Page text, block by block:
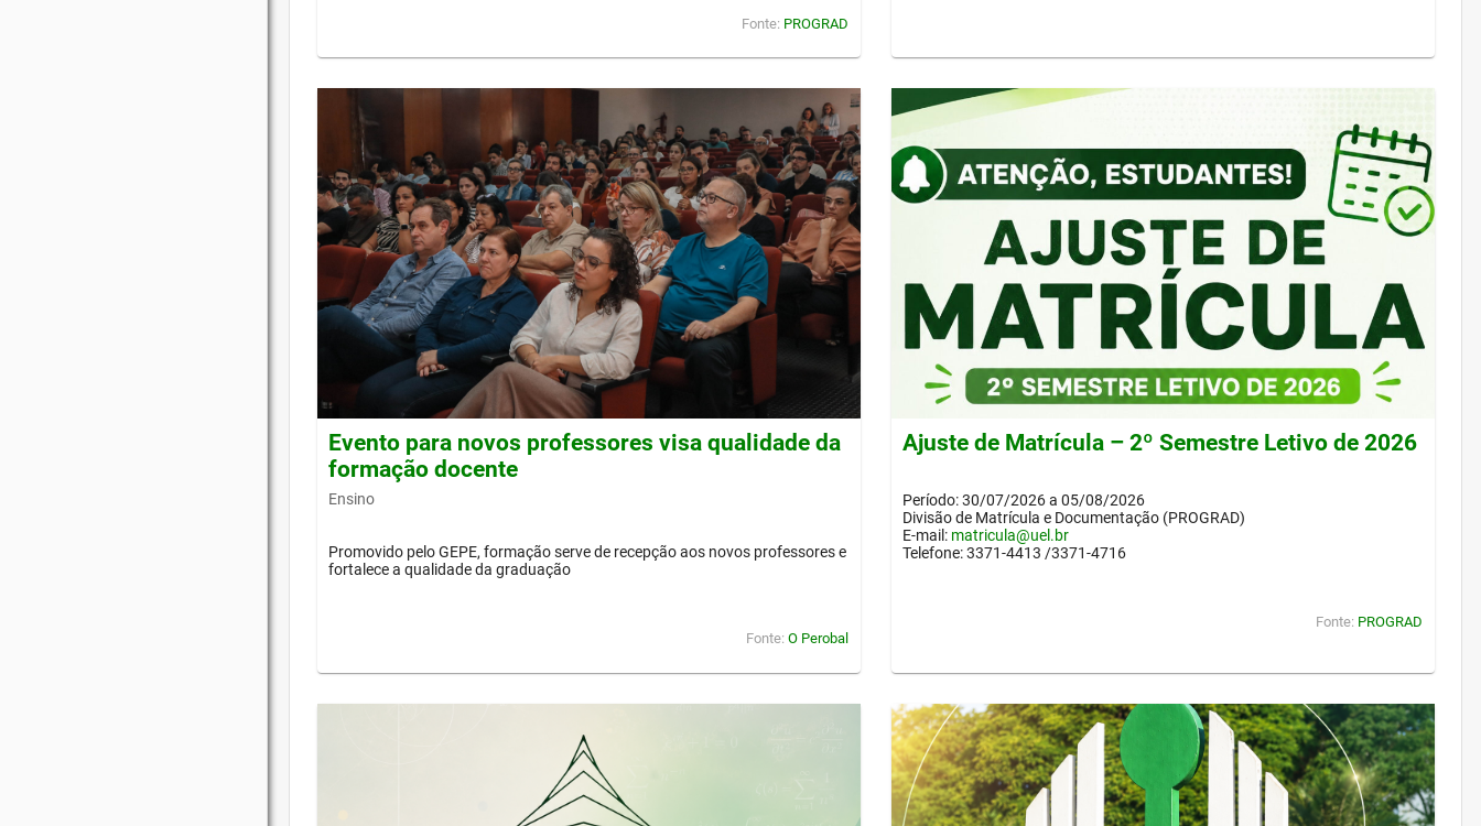
Fonte: PROGRAD
Evento para novos professores visa qualidade da
formação docente
Ensino
Promovido pelo GEPE, formação serve de recepção aos novos professores e
fortalece a qualidade da graduação
Fonte: O Perobal
Ajuste de Matrícula – 2º Semestre Letivo de 2026
Período: 30/07/2026 a 05/08/2026
Divisão de Matrícula e Documentação (PROGRAD)
E-mail: matricula@uel.br
Telefone: 3371-4413 /3371-4716
Fonte: PROGRAD